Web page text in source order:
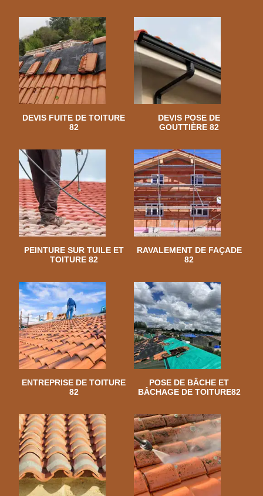
DEVIS FUITE DE TOITURE
82
DEVIS POSE DE
GOUTTIÈRE 82
PEINTURE SUR TUILE ET
TOITURE 82
RAVALEMENT DE FAÇADE
82
ENTREPRISE DE TOITURE
82
POSE DE BÂCHE ET
BÂCHAGE DE TOITURE82